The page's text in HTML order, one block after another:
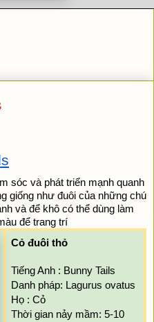
sóc và phát triển mạnh quanh
giống như đuôi của những chú
và để khô có thể dùng làm
để trang trí
Cỏ đuôi thỏ
Tiếng Anh : Bunny Tails
Danh pháp: Lagurus ovatus
Họ : Cỏ
Thời gian nảy mầm: 5-10